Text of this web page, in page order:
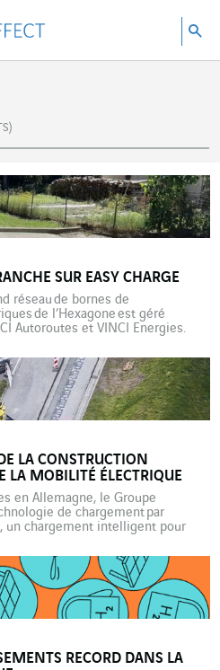
SUR EASY CHARGE
réseau de bornes de
de l’Hexagone est géré
Autoroutes et VINCI Energies.
onze syndicats d’énergie du
de 1 200 bornes réparties dans
et Provence-Alpes-Côte
LA CONSTRUCTION
LA MOBILITÉ ÉLECTRIQUE
en Allemagne, le Groupe
de chargement par
un chargement intelligent pour
Le rapport Stratégie de mobilité
européenne, publié en
de véhicules […]
RECORD DANS LA